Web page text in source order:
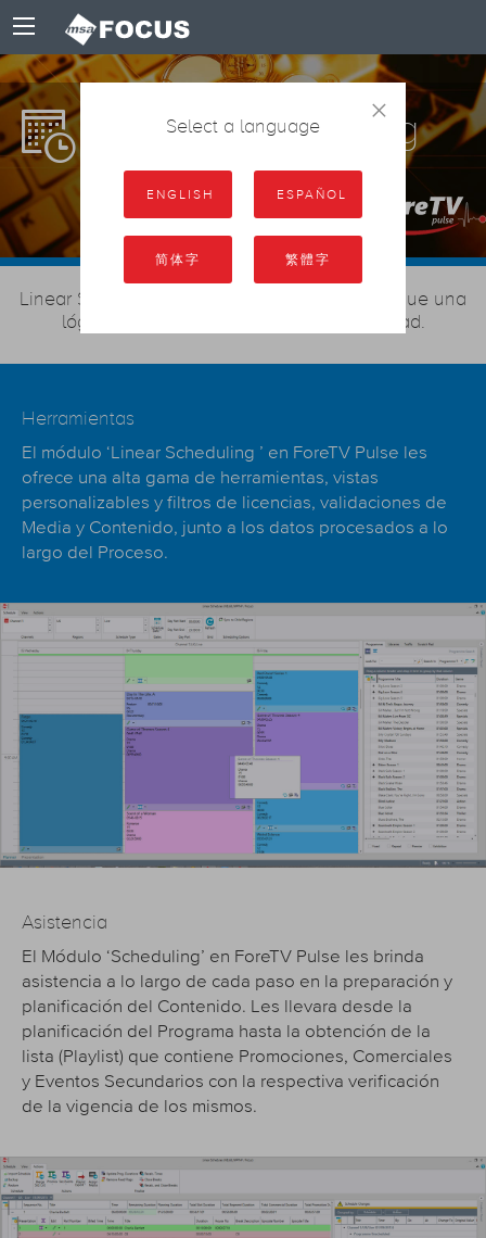
Linear Scheduling
Linear Schedule require flexibilidad, a la vez que una
lógica con el fin de alcanzar su efectividad.
Herramientas
El módulo ‘Linear Scheduling ’ en ForeTV Pulse les
ofrece una alta gama de herramientas, vistas
personalizables y filtros de licencias, validaciones de
Media y Contenido, junto a los datos procesados a lo
largo del Proceso.
Asistencia
El Módulo ‘Scheduling’ en ForeTV Pulse les brinda
asistencia a lo largo de cada paso en la preparación y
planificación del Contenido. Les llevara desde la
planificación del Programa hasta la obtención de la
lista (Playlist) que contiene Promociones, Comerciales
y Eventos Secundarios con la respectiva verificación
de la vigencia de los mismos.
Select a language
ENGLISH ESPAÑOL
简体字 繁體字
×